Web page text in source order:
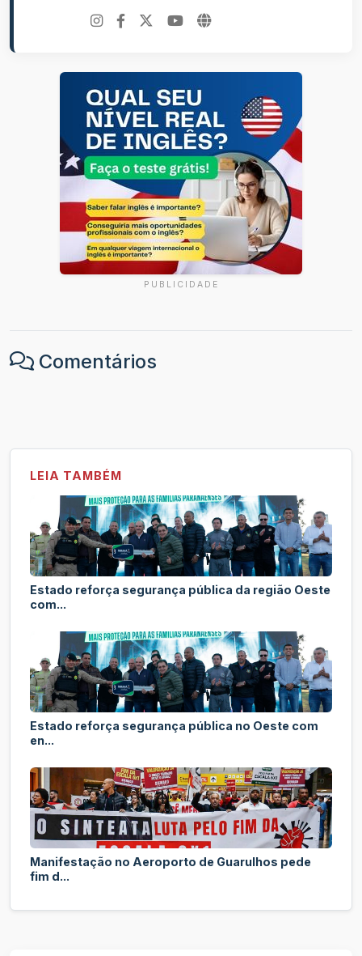
PUBLICIDADE
Comentários
LEIA TAMBÉM
Estado reforça segurança pública da região Oeste
com...
Estado reforça segurança pública no Oeste com
en...
Manifestação no Aeroporto de Guarulhos pede
fim d...